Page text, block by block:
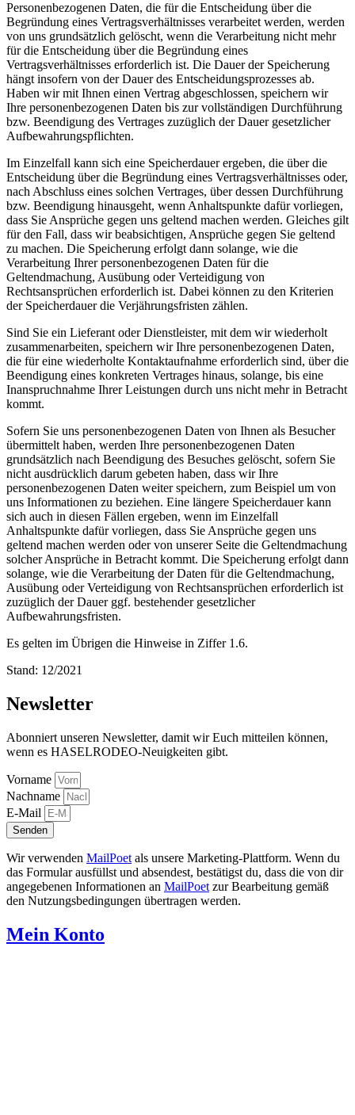
Personenbezogenen Daten, die für die Entscheidung über die
Begründung eines Vertragsverhältnisses verarbeitet werden, werden
von uns grundsätzlich gelöscht, wenn die Verarbeitung nicht mehr
für die Entscheidung über die Begründung eines
Vertragsverhältnisses erforderlich ist. Die Dauer der Speicherung
hängt insofern von der Dauer des Entscheidungsprozesses ab.
Haben wir mit Ihnen einen Vertrag abgeschlossen, speichern wir
Ihre personenbezogenen Daten bis zur vollständigen Durchführung
bzw. Beendigung des Vertrages zuzüglich der Dauer gesetzlicher
Aufbewahrungspflichten.
Im Einzelfall kann sich eine Speicherdauer ergeben, die über die
Entscheidung über die Begründung eines Vertragsverhältnisses oder,
nach Abschluss eines solchen Vertrages, über dessen Durchführung
bzw. Beendigung hinausgeht, wenn Anhaltspunkte dafür vorliegen,
dass Sie Ansprüche gegen uns geltend machen werden. Gleiches gilt
für den Fall, dass wir beabsichtigen, Ansprüche gegen Sie geltend
zu machen. Die Speicherung erfolgt dann solange, wie die
Verarbeitung Ihrer personenbezogenen Daten für die
Geltendmachung, Ausübung oder Verteidigung von
Rechtsansprüchen erforderlich ist. Dabei können zu den Kriterien
der Speicherdauer die Verjährungsfristen zählen.
Sind Sie ein Lieferant oder Dienstleister, mit dem wir wiederholt
zusammenarbeiten, speichern wir Ihre personenbezogenen Daten,
die für eine wiederholte Kontaktaufnahme erforderlich sind, über die
Beendigung eines konkreten Vertrages hinaus, solange, bis eine
Inanspruchnahme Ihrer Leistungen durch uns nicht mehr in Betracht
kommt.
Sofern Sie uns personenbezogenen Daten von Ihnen als Besucher
übermittelt haben, werden Ihre personenbezogenen Daten
grundsätzlich nach Beendigung des Besuches gelöscht, sofern Sie
nicht ausdrücklich darum gebeten haben, dass wir Ihre
personenbezogenen Daten weiter speichern, zum Beispiel um von
uns Informationen zu beziehen. Eine längere Speicherdauer kann
sich auch in diesen Fällen ergeben, wenn im Einzelfall
Anhaltspunkte dafür vorliegen, dass Sie Ansprüche gegen uns
geltend machen werden oder von unserer Seite die Geltendmachung
solcher Ansprüche in Betracht kommt. Die Speicherung erfolgt dann
solange, wie die Verarbeitung der Daten für die Geltendmachung,
Ausübung oder Verteidigung von Rechtsansprüchen erforderlich ist
zuzüglich der Dauer ggf. bestehender gesetzlicher
Aufbewahrungsfristen.
Es gelten im Übrigen die Hinweise in Ziffer 1.6.
Stand: 12/2021
Newsletter
Abonniert unseren Newsletter, damit wir Euch mitteilen können,
wenn es HASELRODEO-Neuigkeiten gibt.
Vorname
Nachname
E-Mail
Senden
Wir verwenden MailPoet als unsere Marketing-Plattform. Wenn du
das Formular ausfüllst und absendest, bestätigst du, dass die von dir
angegebenen Informationen an MailPoet zur Bearbeitung gemäß
den Nutzungsbedingungen übertragen werden.
Mein Konto